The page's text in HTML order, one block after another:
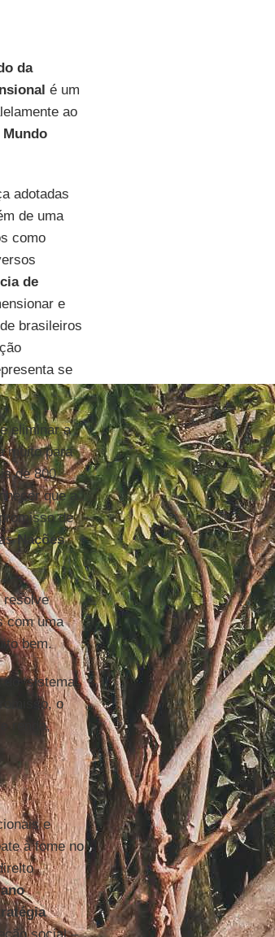
da
é um
ao
adotadas
de uma
como
de
e
brasileiros
se
eliminar a
muito para
de 800
que a
de
Nações
resolve
com uma
bem.
‘sistema’,
o
renda,
e
à fome no